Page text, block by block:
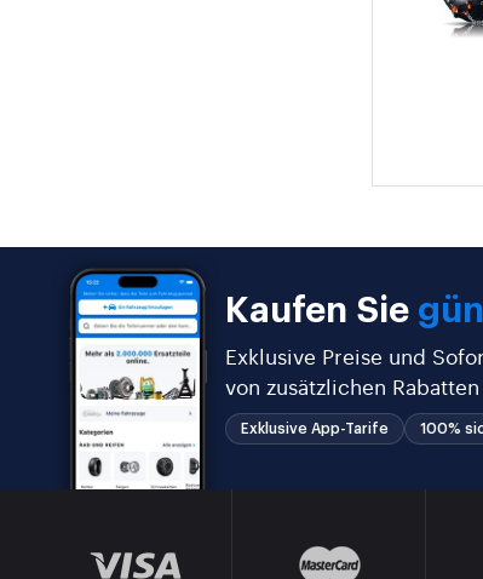
Kaufen Sie
Exklusive Preise und
von zusätzlichen
Exklusive App-Tarife 100%